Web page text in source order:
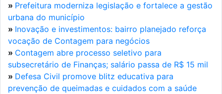
» Prefeitura moderniza legislação e fortalece a gestão
urbana do município
» Inovação e investimentos: bairro planejado reforça
vocação de Contagem para negócios
» Contagem abre processo seletivo para
subsecretário de Finanças; salário passa de R$ 15 mil
» Defesa Civil promove blitz educativa para
prevenção de queimadas e cuidados com a saúde